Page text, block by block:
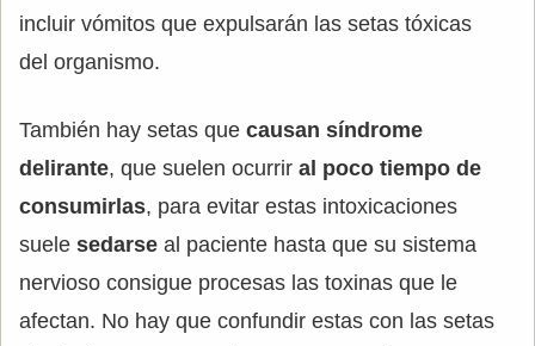
incluir vómitos que expulsarán las setas tóxicas
del organismo.
También hay setas que causan síndrome
delirante, que suelen ocurrir al poco tiempo de
consumirlas, para evitar estas intoxicaciones
suele sedarse al paciente hasta que su sistema
nervioso consigue procesas las toxinas que le
afectan. No hay que confundir estas con las setas